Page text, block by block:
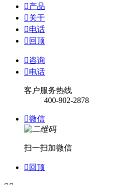
产品
关于
电话
 回顶
咨询
电话
客户服务热线
400-902-2878
微信
扫一扫加微信
 回顶